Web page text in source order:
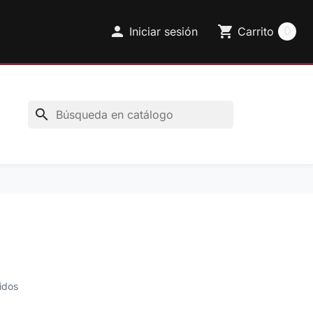
 Iniciar sesión shopping_cart Carrito
search